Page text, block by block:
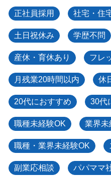
正社員採用 社宅・住
土日祝休み 学歴不問
産休・育休あり フレ
月残業20時間以内 休
20代におすすめ 30代
職種未経験OK 業界未
職種・業界未経験OK
副業応相談 パパママ